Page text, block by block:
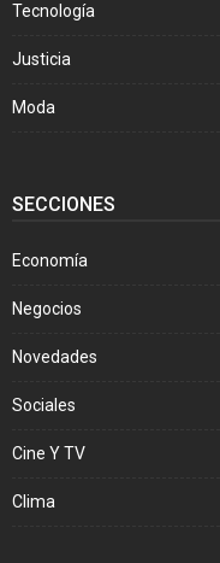
Tecnología
Justicia
Moda
SECCIONES
Economía
Negocios
Novedades
Sociales
Cine Y TV
Clima